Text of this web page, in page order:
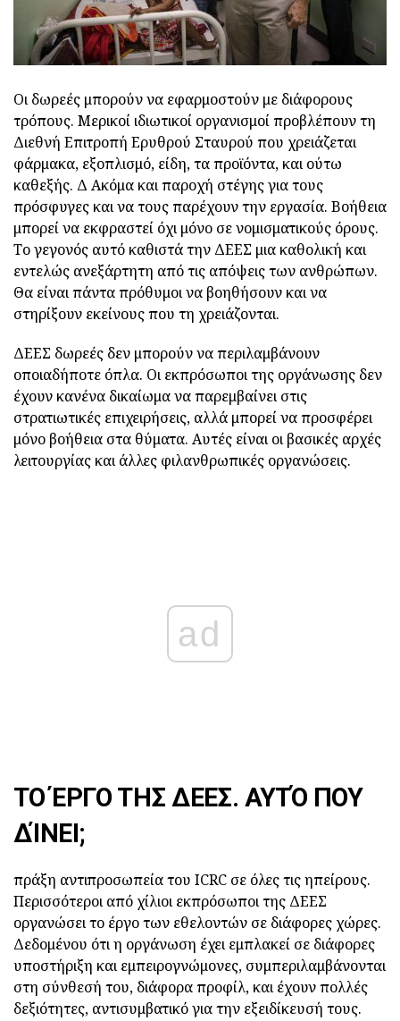
Οι δωρεές μπορούν να εφαρμοστούν με διάφορους
τρόπους. Μερικοί ιδιωτικοί οργανισμοί προβλέπουν τη
Διεθνή Επιτροπή Ερυθρού Σταυρού που χρειάζεται
φάρμακα, εξοπλισμό, είδη, τα προϊόντα, και ούτω
καθεξής. Δ Ακόμα και παροχή στέγης για τους
πρόσφυγες και να τους παρέχουν την εργασία. Βοήθεια
μπορεί να εκφραστεί όχι μόνο σε νομισματικούς όρους.
Το γεγονός αυτό καθιστά την ΔΕΕΣ μια καθολική και
εντελώς ανεξάρτητη από τις απόψεις των ανθρώπων.
Θα είναι πάντα πρόθυμοι να βοηθήσουν και να
στηρίξουν εκείνους που τη χρειάζονται.
ΔΕΕΣ δωρεές δεν μπορούν να περιλαμβάνουν
οποιαδήποτε όπλα. Οι εκπρόσωποι της οργάνωσης δεν
έχουν κανένα δικαίωμα να παρεμβαίνει στις
στρατιωτικές επιχειρήσεις, αλλά μπορεί να προσφέρει
μόνο βοήθεια στα θύματα. Αυτές είναι οι βασικές αρχές
λειτουργίας και άλλες φιλανθρωπικές οργανώσεις.
ad
ΤΟ ΈΡΓΟ ΤΗΣ ΔΕΕΣ. ΑΥΤΌ ΠΟΥ
ΔΊΝΕΙ;
πράξη αντιπροσωπεία του ICRC σε όλες τις ηπείρους.
Περισσότεροι από χίλιοι εκπρόσωποι της ΔΕΕΣ
οργανώσει το έργο των εθελοντών σε διάφορες χώρες.
Δεδομένου ότι η οργάνωση έχει εμπλακεί σε διάφορες
υποστήριξη και εμπειρογνώμονες, συμπεριλαμβάνονται
στη σύνθεσή του, διάφορα προφίλ, και έχουν πολλές
δεξιότητες, αντισυμβατικό για την εξειδίκευσή τους.